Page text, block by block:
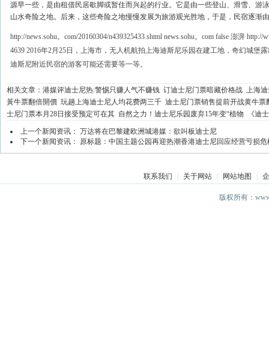
源早一些，是由租借民居歇脚或暂住而兴起的行业。它是由一些登山、滑雪、游
山水奇险之地。后来，这些奇险之地慢慢发展为旅游观光胜地，于是，民宿逐渐
http://news.sohu。com/20160304/n439325433.shtml news.sohu。com false 澎湃
4639 2016年2月25日，上海市，无人机航拍上海迪斯尼乐园在建工地，奇幻城堡
迪斯尼附近民宿的游客可能还需要等一等。
相关文章： 港媒评迪士尼热:警惕只赚人气不赚钱 订迪士尼门票暗藏价格战 上海
黃牛票翻倍開價 玩趟上海迪士尼人均花费两三千 迪士尼门票销售提前开战黄牛票
士尼门票本月28日接受预定可在其 自然之力！迪士尼乐园废弃15年变“植物 《迪
上一个新闻资讯： 万达将在巴黎建欧洲城港媒：欲叫板迪士尼
下一个新闻资讯： 原标题：中国主题公园再迎热潮香港迪士尼回应经营亏损危
联系我们 关于网站 网站地图
版权所有：